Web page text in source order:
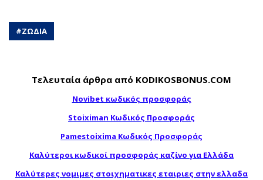
#ΖΩΔΙΑ
Τελευταία άρθρα από KODIKOSBONUS.COM
Novibet κωδικός προσφοράς
Stoiximan Κωδικός Προσφοράς
Pamestoixima Κωδικός Προσφοράς
Καλύτεροι κωδικοί προσφοράς καζίνο για Ελλάδα
Καλύτερες νομιμες στοιχηματικες εταιριες στην ελλαδα